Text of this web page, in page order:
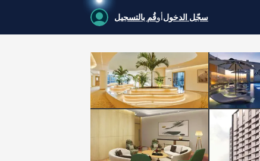
سجّل الدخولأوقُم بالتسجيل